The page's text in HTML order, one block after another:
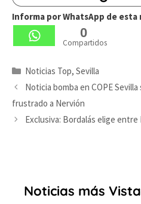
Informa por WhatsApp de esta
0
Compartidos
Categorías
Noticias Top, Sevilla
Noticia bomba en COPE
frustrado a Nervión
Exclusiva: Bordalás elige entre
Noticias más